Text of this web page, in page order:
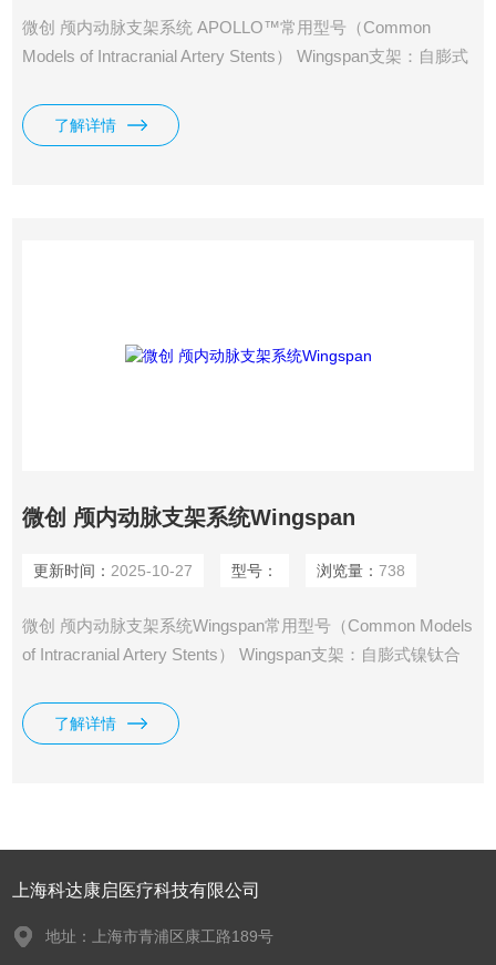
微创 颅内动脉支架系统 APOLLO™常用型号（Common
Models of Intracranial Artery Stents） Wingspan支架：自膨式
重症状性颅内动脉粥样硬化性疾病。 NOVA支架：球囊扩张式
药物洗脱支架，专门用于颅内动脉粥样硬化性狭窄，具有较低
了解详情
微创 颅内动脉支架系统Wingspan
更新时间： 2025-10-27 型号： 浏览量： 738
微创 颅内动脉支架系统Wingspan常用型号（Common Models
of Intracranial Artery Stents） Wingspan支架：自膨式镍钛合
性颅内动脉粥样硬化性疾病。 NOVA支架：球囊扩张式药物洗
脱支架，专门用于颅内动脉粥样硬化性狭窄，具有较低的再狭
了解详情
上海科达康启医疗科技有限公司
地址：上海市青浦区康工路189号